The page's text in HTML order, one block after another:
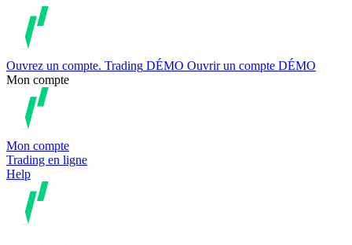
Ouvrez un compte. Trading DÉMO Ouvrir un compte DÉMO
Mon compte
Mon compte
Trading en ligne
Help